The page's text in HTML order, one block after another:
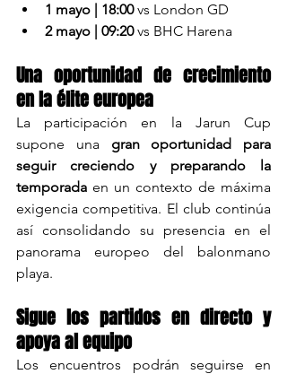
1 mayo | 18:00 vs London GD
2 mayo | 09:20 vs BHC Harena
Una oportunidad de crecimiento
en la élite europea
La participación en la Jarun Cup
supone una gran oportunidad para
seguir creciendo y preparando la
temporada en un contexto de máxima
exigencia competitiva. El club continúa
así consolidando su presencia en el
panorama europeo del balonmano
playa.
Sigue los partidos en directo y
apoya al equipo
Los encuentros podrán seguirse en